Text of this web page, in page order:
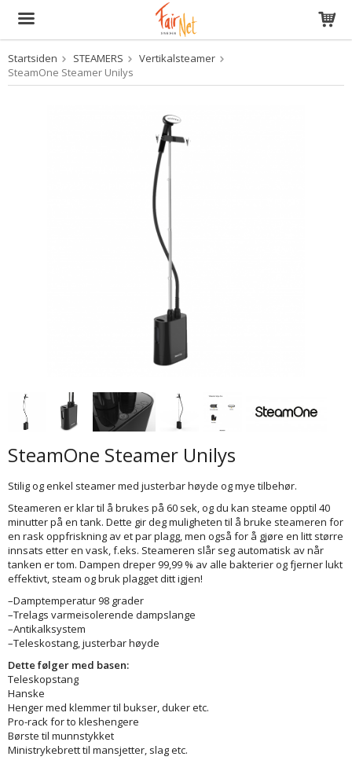
Produktet har blitt lagt til i handlekurven din
Startsiden STEAMERS
Vertikalsteamer
SteamOne Steamer Unilys
SteamOne Steamer Unilys
Stilig og enkel steamer med justerbar høyde og mye tilbehør.
Steameren er klar til å brukes på 60 sek, og du kan steame opptil 40
minutter på en tank. Dette gir deg muligheten til å bruke steameren for
en rask oppfriskning av et par plagg, men også for å gjøre en litt større
innsats etter en vask, f.eks. Steameren slår seg automatisk av når
tanken er tom. Dampen dreper 99,99 % av alle bakterier og fjerner lukt
effektivt, steam og bruk plagget ditt igjen!
–Damptemperatur 98 grader
–Trelags varmeisolerende dampslange
–Antikalksystem
–Teleskostang, justerbar høyde
Dette følger med basen:
Teleskopstang
Hanske
Henger med klemmer til bukser, duker etc.
Pro-rackfor to kleshengere
Børste til munnstykket
Ministrykebrett til mansjetter, slag etc.